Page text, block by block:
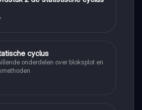
cyclus
onderdelen over bloksplot en